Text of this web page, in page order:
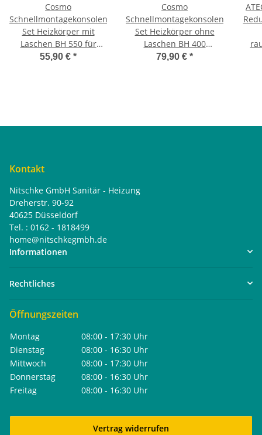
Cosmo
Schnellmontagekonsolen
Set Heizkörper mit
Laschen BH 550 für
Kermi 6 Sets
55,90 € *
Cosmo
Schnellmontagekonsolen
Set Heizkörper ohne
Laschen BH 400
universal 10 Sets
79,90 € *
Kontakt
Nitschke GmbH Sanitär - Heizung
Dreherstr. 90-92
40625 Düsseldorf
Tel. : 0162 - 1818499
home@nitschkegmbh.de
Informationen
Rechtliches
Öffnungszeiten
Montag
08:00 - 17:30 Uhr
Dienstag
08:00 - 16:30 Uhr
Mittwoch
08:00 - 17:30 Uhr
Donnerstag
08:00 - 16:30 Uhr
Freitag
08:00 - 16:30 Uhr
Vertrag widerrufen